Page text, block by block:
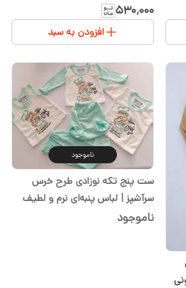
شیدا
۵۳۰٬۰۰۰
افزودن به سبد
ناموجود
ست پنج تکه نوزادی طرح خرس
سرآشپز | لباس پنبه‌ای نرم و لطیف
برای سیسمونی نوزاد
ناموجود